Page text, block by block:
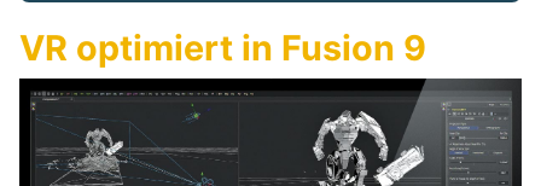
VR optimiert in Fusion 9